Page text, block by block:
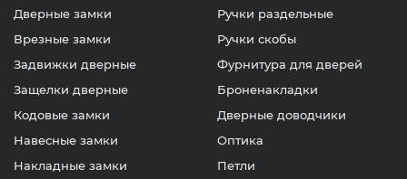
Дверные замки
Врезные замки
Задвижки дверные
Защелки дверные
Кодовые замки
Навесные замки
Накладные замки
Ручки раздельные
Ручки скобы
Фурнитура для дверей
Броненакладки
Дверные доводчики
Оптика
Петли